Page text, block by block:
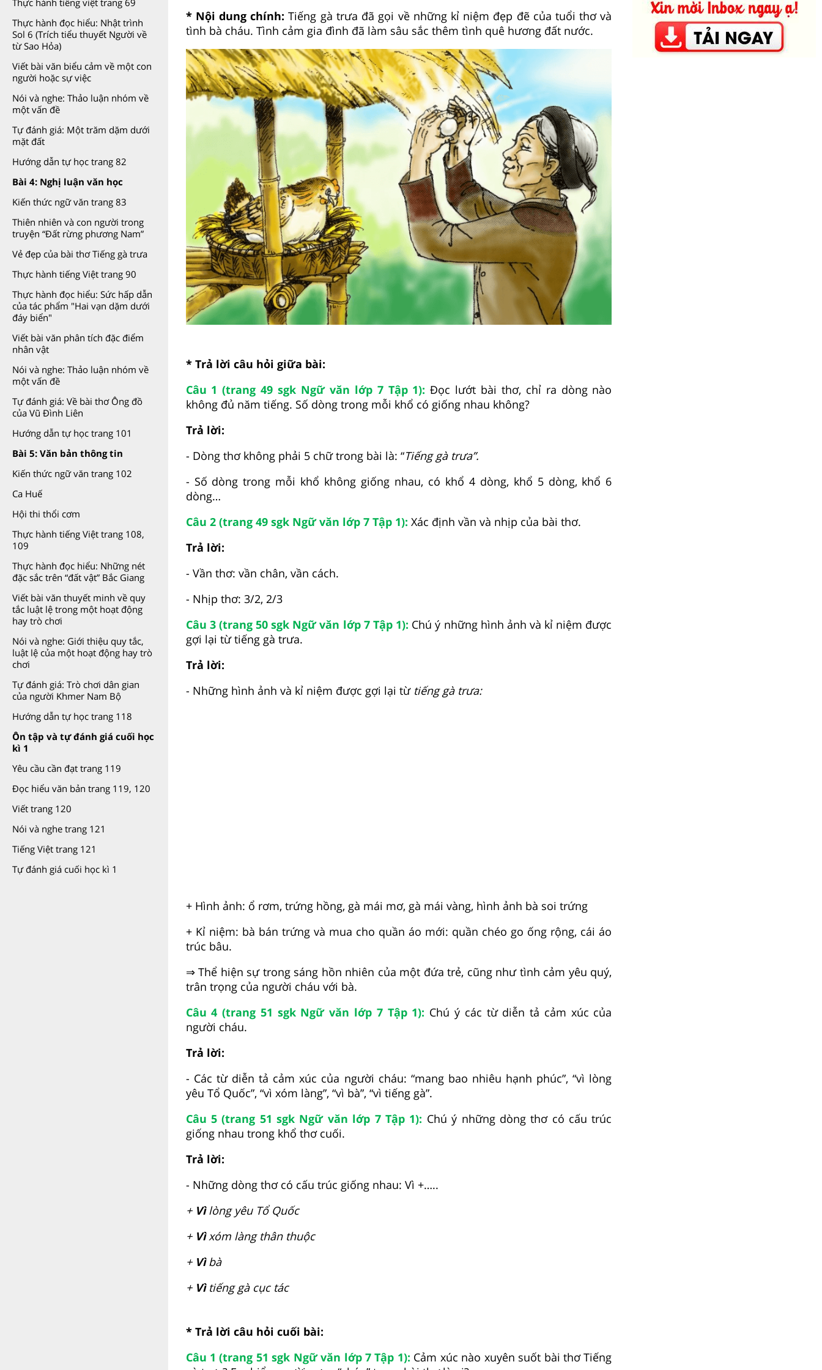
Thực hành tiếng việt trang 69
Thực hành đọc hiểu: Nhật trình
Sol 6 (Trích tiểu thuyết Người về
từ Sao Hỏa)
Viết bài văn biểu cảm về một con
người hoặc sự việc
Nói và nghe: Thảo luận nhóm về
một vấn đề
Tự đánh giá: Một trăm dặm dưới
mặt đất
Hướng dẫn tự học trang 82
Bài 4: Nghị luận văn học
Kiến thức ngữ văn trang 83
Thiên nhiên và con người trong
truyện “Đất rừng phương Nam”
Vẻ đẹp của bài thơ Tiếng gà trưa
Thực hành tiếng Việt trang 90
Thực hành đọc hiểu: Sức hấp dẫn
của tác phẩm "Hai vạn dặm dưới
đáy biển"
Viết bài văn phân tích đặc điểm
nhân vật
Nói và nghe: Thảo luận nhóm về
một vấn đề
Tự đánh giá: Về bài thơ Ông đồ
của Vũ Đình Liên
Hướng dẫn tự học trang 101
Bài 5: Văn bản thông tin
Kiến thức ngữ văn trang 102
Ca Huế
Hội thi thổi cơm
Thực hành tiếng Việt trang 108,
109
Thực hành đọc hiểu: Những nét
đặc sắc trên “đất vật” Bắc Giang
Viết bài văn thuyết minh về quy
tắc luật lệ trong một hoạt động
hay trò chơi
Nói và nghe: Giới thiệu quy tắc,
luật lệ của một hoạt động hay trò
chơi
Tự đánh giá: Trò chơi dân gian
của người Khmer Nam Bộ
Hướng dẫn tự học trang 118
Ôn tập và tự đánh giá cuối học
kì 1
Yêu cầu cần đạt trang 119
Đọc hiểu văn bản trang 119, 120
Viết trang 120
Nói và nghe trang 121
Tiếng Việt trang 121
Tự đánh giá cuối học kì 1
* Nội dung chính:Tiếng gà trưa đã gọi về những kỉ niệm đẹp đẽ của tuổi thơ và
tình bà cháu. Tình cảm gia đình đã làm sâu sắc thêm tình quê hương đất nước.
* Trả lời câu hỏi giữa bài:
Câu 1 (trang 49 sgk Ngữ văn lớp 7 Tập 1): Đọc lướt bài thơ, chỉ ra dòng nào
không đủ năm tiếng. Số dòng trong mỗi khổ có giống nhau không?
Trả lời:
- Dòng thơ không phải 5 chữ trong bài là: “Tiếng gà trưa”.
- Số dòng trong mỗi khổ không giống nhau, có khổ 4 dòng, khổ 5 dòng, khổ 6
dòng…
Câu 2 (trang 49 sgk Ngữ văn lớp 7 Tập 1): Xác định vần và nhịp của bài thơ.
Trả lời:
- Vần thơ: vần chân, vần cách.
- Nhịp thơ: 3/2, 2/3
Câu 3 (trang 50 sgk Ngữ văn lớp 7 Tập 1): Chú ý những hình ảnh và kỉ niệm được
gợi lại từ tiếng gà trưa.
Trả lời:
- Những hình ảnh và kỉ niệm được gợi lại từ tiếng gà trưa:
+ Hình ảnh: ổ rơm, trứng hồng, gà mái mơ, gà mái vàng, hình ảnh bà soi trứng
+ Kỉ niệm: bà bán trứng và mua cho quần áo mới: quần chéo go ống rộng, cái áo
trúc bâu.
⇒ Thể hiện sự trong sáng hồn nhiên của một đứa trẻ, cũng như tình cảm yêu quý,
trân trọng của người cháu với bà.
Câu 4 (trang 51 sgk Ngữ văn lớp 7 Tập 1): Chú ý các từ diễn tả cảm xúc của
người cháu.
Trả lời:
- Các từ diễn tả cảm xúc của người cháu: “mang bao nhiêu hạnh phúc”, “vì lòng
yêu Tổ Quốc”, “vì xóm làng”, “vì bà”, “vì tiếng gà”.
Câu 5 (trang 51 sgk Ngữ văn lớp 7 Tập 1): Chú ý những dòng thơ có cấu trúc
giống nhau trong khổ thơ cuối.
Trả lời:
- Những dòng thơ có cấu trúc giống nhau: Vì +…..
+ Vìlòng yêu Tổ Quốc
+ Vìxóm làng thân thuộc
+ Vìbà
+Vìtiếng gà cục tác
* Trả lời câu hỏi cuối bài:
Câu 1 (trang 51 sgk Ngữ văn lớp 7 Tập 1): Cảm xúc nào xuyên suốt bài thơ Tiếng